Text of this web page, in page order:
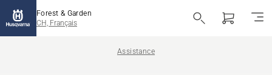
Forest & Garden
CH, Français
Assistance